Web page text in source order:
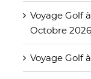
Voyage Golf
Octobre 2026
Voyage Golf